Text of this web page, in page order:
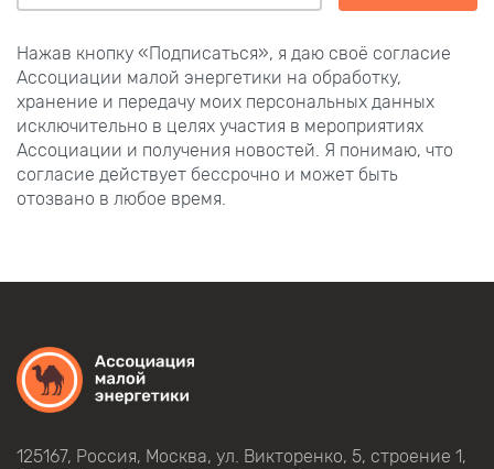
Нажав кнопку «Подписаться», я даю своё согласие
Ассоциации малой энергетики на обработку,
хранение и передачу моих персональных данных
исключительно в целях участия в мероприятиях
Ассоциации и получения новостей. Я понимаю, что
согласие действует бессрочно и может быть
отозвано в любое время.
125167, Россия, Москва, ул. Викторенко, 5, строение 1,